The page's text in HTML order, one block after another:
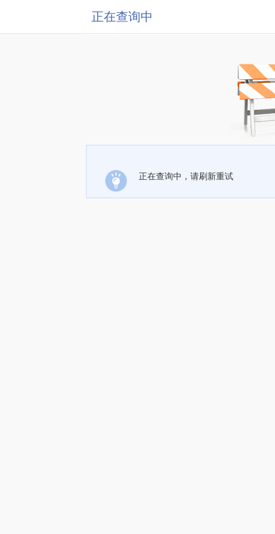
正在查询中
正在查询中，请刷新重试